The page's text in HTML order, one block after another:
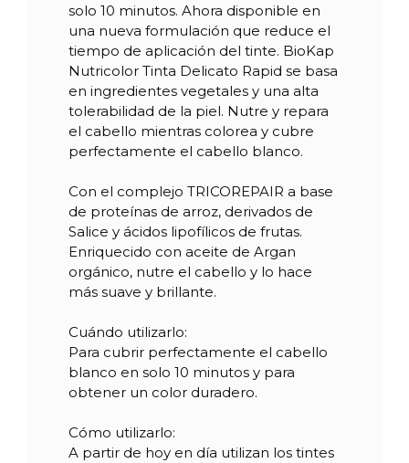
solo 10 minutos. Ahora disponible en
una nueva formulación que reduce el
tiempo de aplicación del tinte. BioKap
Nutricolor Tinta Delicato Rapid se basa
en ingredientes vegetales y una alta
tolerabilidad de la piel. Nutre y repara
el cabello mientras colorea y cubre
perfectamente el cabello blanco.
Con el complejo TRICOREPAIR a base
de proteínas de arroz, derivados de
Salice y ácidos lipofílicos de frutas.
Enriquecido con aceite de Argan
orgánico, nutre el cabello y lo hace
más suave y brillante.
Cuándo utilizarlo:
Para cubrir perfectamente el cabello
blanco en solo 10 minutos y para
obtener un color duradero.
Cómo utilizarlo:
A partir de hoy en día utilizan los tintes
Referencia09056